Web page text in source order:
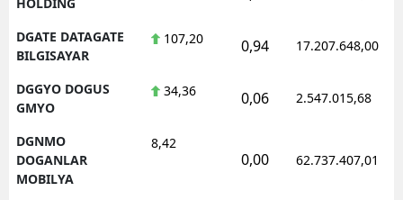
DGATE DATAGATE
BILGISAYAR
107,20 0,94 17.207.648,00
DGGYO DOGUS
GMYO
34,36 0,06 2.547.015,68
DGNMO
DOGANLAR
MOBILYA
8,42
0,00 62.737.407,01